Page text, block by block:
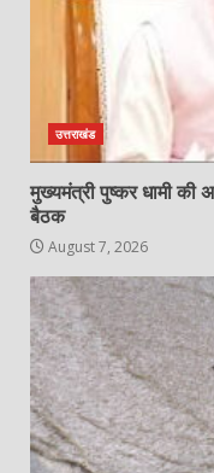
उत्तराखंड
मुख्यमंत्री पुष्कर धामी की
बैठक
August 7, 2026